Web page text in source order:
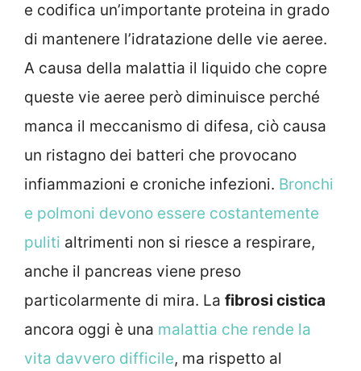
e codifica un’importante proteina in grado
di mantenere l’idratazione delle vie aeree.
A causa della malattia il liquido che copre
queste vie aeree però diminuisce perché
manca il meccanismo di difesa, ciò causa
un ristagno dei batteri che provocano
infiammazioni e croniche infezioni. Bronchi
e polmoni devono essere costantemente
puliti altrimenti non si riesce a respirare,
anche il pancreas viene preso
particolarmente di mira. La fibrosi cistica
ancora oggi è una malattia che rende la
vita davvero difficile, ma rispetto al